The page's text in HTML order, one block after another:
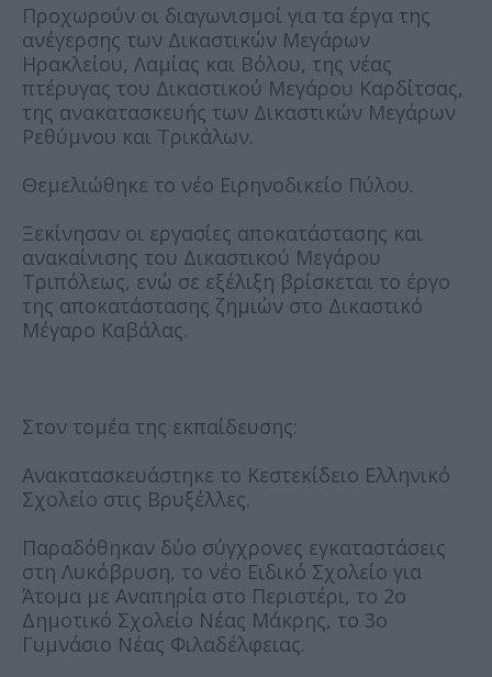
Προχωρούν οι διαγωνισμοί για τα έργα της
ανέγερσης των Δικαστικών Μεγάρων
Ηρακλείου, Λαμίας και Βόλου, της νέας
πτέρυγας του Δικαστικού Μεγάρου Καρδίτσας,
της ανακατασκευής των Δικαστικών Μεγάρων
Ρεθύμνου και Τρικάλων.
Θεμελιώθηκε το νέο Ειρηνοδικείο Πύλου.
Ξεκίνησαν οι εργασίες αποκατάστασης και
ανακαίνισης του Δικαστικού Μεγάρου
Τριπόλεως, ενώ σε εξέλιξη βρίσκεται το έργο
της αποκατάστασης ζημιών στο Δικαστικό
Μέγαρο Καβάλας.
Στον τομέα της εκπαίδευσης:
Ανακατασκευάστηκε το Κεστεκίδειο Ελληνικό
Σχολείο στις Βρυξέλλες.
Παραδόθηκαν δύο σύγχρονες εγκαταστάσεις
στη Λυκόβρυση, το νέο Ειδικό Σχολείο για
Άτομα με Αναπηρία στο Περιστέρι, το 2ο
Δημοτικό Σχολείο Νέας Μάκρης, το 3ο
Γυμνάσιο Νέας Φιλαδέλφειας.